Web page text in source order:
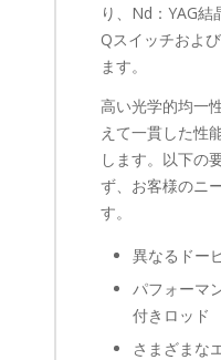
り、Nd：YAG
Qスイッチおよ
ます。
高い光学的均一
えて一貫した性
します。以下の
ず、お客様のニ
す。
異なるドー
パフォーマ
付きロッド
さまざまな